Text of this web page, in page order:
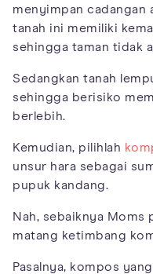
menyimpan cadangan
tanah ini memiliki
sehingga taman tidak
Sedangkan tanah
sehingga berisiko
berlebih.
Kemudian, pilihlah
unsur hara sebagai
pupuk kandang.
Nah, sebaiknya Moms
matang ketimbang
Pasalnya, kompos